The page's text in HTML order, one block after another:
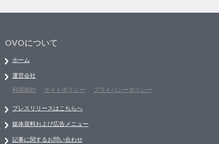
OVOについて
ホーム
運営会社
利用規約
サイトポリシー プライバシーポリシー
プレスリリースはこちらへ
媒体資料および広告メニュー
記事に関するお問い合わせ